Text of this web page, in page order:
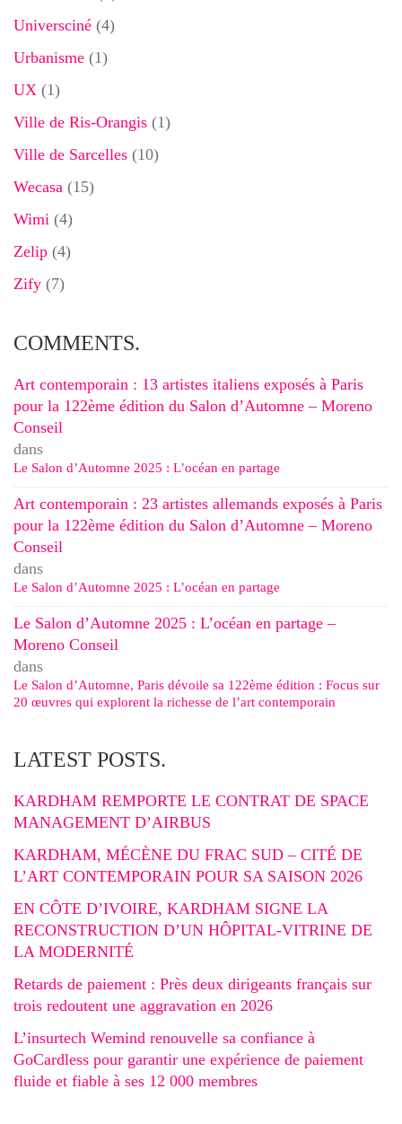
Universciné (4)
Urbanisme (1)
UX (1)
Ville de Ris-Orangis (1)
Ville de Sarcelles (10)
Wecasa (15)
Wimi (4)
Zelip (4)
Zify (7)
COMMENTS.
Art contemporain : 13 artistes italiens exposés à Paris
pour la 122ème édition du Salon d’Automne – Moreno
Conseil
dans
Le Salon d’Automne 2025 : L’océan en partage
Art contemporain : 23 artistes allemands exposés à Paris
pour la 122ème édition du Salon d’Automne – Moreno
Conseil
dans
Le Salon d’Automne 2025 : L’océan en partage
Le Salon d’Automne 2025 : L’océan en partage –
Moreno Conseil
dans
Le Salon d’Automne, Paris dévoile sa 122ème édition : Focus sur
20 œuvres qui explorent la richesse de l’art contemporain
LATEST POSTS.
KARDHAM REMPORTE LE CONTRAT DE SPACE
MANAGEMENT D’AIRBUS
KARDHAM, MÉCÈNE DU FRAC SUD – CITÉ DE
L’ART CONTEMPORAIN POUR SA SAISON 2026
EN CÔTE D’IVOIRE, KARDHAM SIGNE LA
RECONSTRUCTION D’UN HÔPITAL-VITRINE DE
LA MODERNITÉ
Retards de paiement : Près deux dirigeants français sur
trois redoutent une aggravation en 2026
L’insurtech Wemind renouvelle sa confiance à
GoCardless pour garantir une expérience de paiement
fluide et fiable à ses 12 000 membres